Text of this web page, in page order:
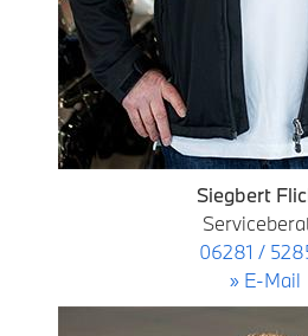
Siegbert
06281 /
» E-Mail